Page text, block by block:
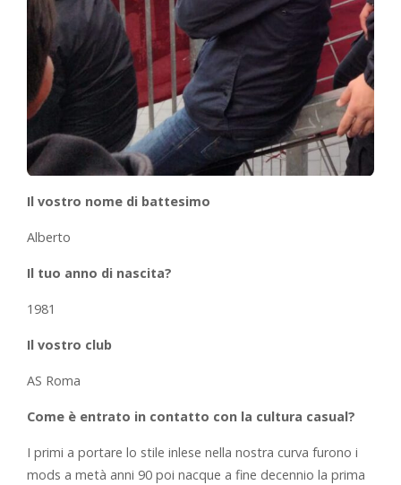
Il vostro nome di battesimo
Alberto
Il tuo anno di nascita?
1981
Il vostro club
AS Roma
Come è entrato in contatto con la cultura casual?
I primi a portare lo stile inlese nella nostra curva furono i
mods a metà anni 90 poi nacque a fine decennio la prima